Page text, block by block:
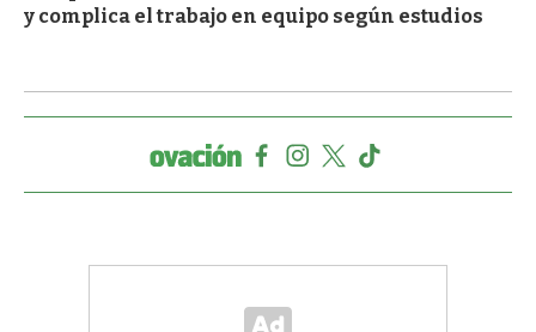
y complica el trabajo en equipo según estudios